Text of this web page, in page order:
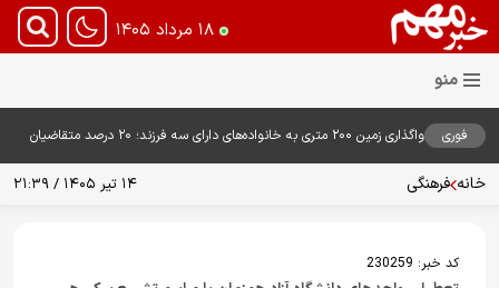
۱۸ مرداد ۱۴۰۵
فوری
واگذاری زمین ۲۰۰ متری به خانواده‌های دارای سه فرزند؛ ۲۰ درصد متقاضیان
خانه فرهنگی ۱۴ تیر ۱۴۰۵ / ۲۱:۳۹
کد خبر: 230259